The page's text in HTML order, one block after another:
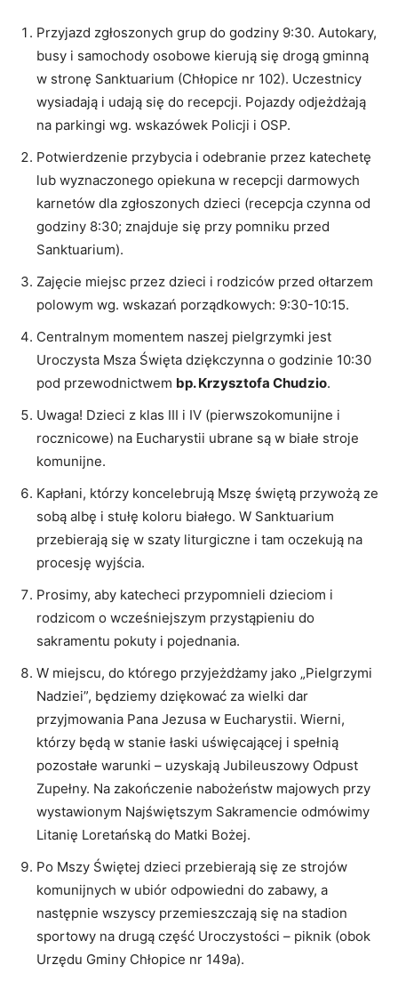
Przyjazd zgłoszonych grup do godziny 9:30. Autokary,
busy i samochody osobowe kierują się drogą gminną
w stronę Sanktuarium (Chłopice nr 102). Uczestnicy
wysiadają i udają się do recepcji. Pojazdy odjeżdżają
na parkingi wg. wskazówek Policji i OSP.
Potwierdzenie przybycia i odebranie przez katechetę
lub wyznaczonego opiekuna w recepcji darmowych
karnetów dla zgłoszonych dzieci (recepcja czynna od
godziny 8:30; znajduje się przy pomniku przed
Sanktuarium).
Zajęcie miejsc przez dzieci i rodziców przed ołtarzem
polowym wg. wskazań porządkowych: 9:30-10:15.
Centralnym momentem naszej pielgrzymki jest
Uroczysta Msza Święta dziękczynna o godzinie 10:30
pod przewodnictwem bp. Krzysztofa Chudzio.
Uwaga! Dzieci z klas III i IV (pierwszokomunijne i
rocznicowe) na Eucharystii ubrane są w białe stroje
komunijne.
Kapłani, którzy koncelebrują Mszę świętą przywożą ze
sobą albę i stułę koloru białego. W Sanktuarium
przebierają się w szaty liturgiczne i tam oczekują na
procesję wyjścia.
Prosimy, aby katecheci przypomnieli dzieciom i
rodzicom o wcześniejszym przystąpieniu do
sakramentu pokuty i pojednania.
W miejscu, do którego przyjeżdżamy jako „Pielgrzymi
Nadziei”, będziemy dziękować za wielki dar
przyjmowania Pana Jezusa w Eucharystii. Wierni,
którzy będą w stanie łaski uświęcającej i spełnią
pozostałe warunki – uzyskają Jubileuszowy Odpust
Zupełny. Na zakończenie nabożeństw majowych przy
wystawionym Najświętszym Sakramencie odmówimy
Litanię Loretańską do Matki Bożej.
Po Mszy Świętej dzieci przebierają się ze strojów
komunijnych w ubiór odpowiedni do zabawy, a
następnie wszyscy przemieszczają się na stadion
sportowy na drugą część Uroczystości – piknik (obok
Urzędu Gminy Chłopice nr 149a).